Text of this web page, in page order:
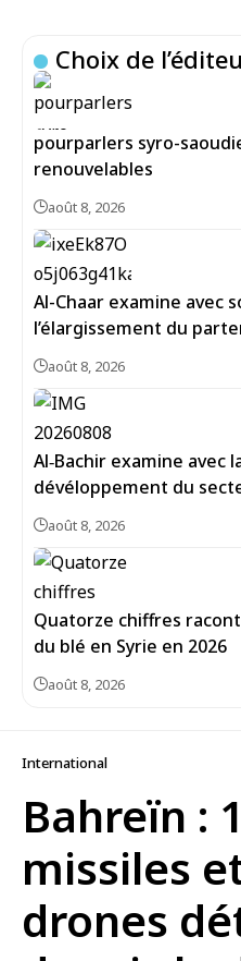
Choix de
pourparlers syro-
renouvelables
août 8, 2026
Al-Chaar examine avec
l’élargissement du
août 8, 2026
Al‑Bachir examine avec
dévéloppement du
août 8, 2026
Quatorze chiffres
du blé en Syrie en 2026
août 8, 2026
International
Bahreïn :
missiles
drones